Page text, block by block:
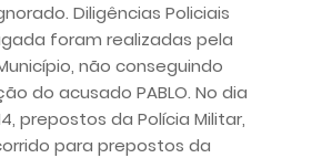
Diligências Policiais
foram realizadas pela
não conseguindo
do acusado PABLO. No dia
prepostos da Polícia Militar,
para prepostos da